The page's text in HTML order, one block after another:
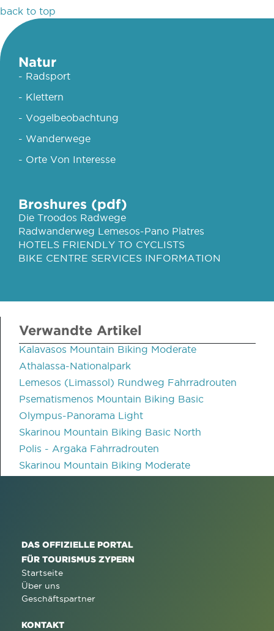
back to top
Natur
- Radsport
- Klettern
- Vogelbeobachtung
- Wanderwege
- Orte Von Interesse
Broshures (pdf)
Die Troodos Radwege
Radwanderweg Lemesos-Pano Platres
HOTELS FRIENDLY TO CYCLISTS
BIKE CENTRE SERVICES INFORMATION
Verwandte Artikel
Kalavasos Mountain Biking Moderate
Athalassa-Nationalpark
Lemesos (Limassol) Rundweg Fahrradrouten
Psematismenos Mountain Biking Basic
Olympus-Panorama Light
Skarinou Mountain Biking Basic North
Polis - Argaka Fahrradrouten
Skarinou Mountain Biking Moderate
DAS OFFIZIELLE PORTAL
FÜR TOURISMUS ZYPERN
Startseite
Über uns
Geschäftspartner
KONTAKT